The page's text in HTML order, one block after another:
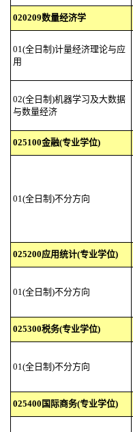
020209数量经济学
01(全日制)计量经济理论与应
用
02(全日制)机器学习及大数据
与数量经济
025100金融(专业学位)
01(全日制)不分方向
025200应用统计(专业学位)
01(全日制)不分方向
025300税务(专业学位)
01(全日制)不分方向
025400国际商务(专业学位)